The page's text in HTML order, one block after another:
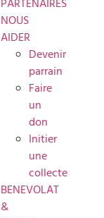
PARTENAIRES
NOUS
AIDER
Devenir
parrain
Faire
un
don
Initier
une
collecte
BENEVOLAT
&